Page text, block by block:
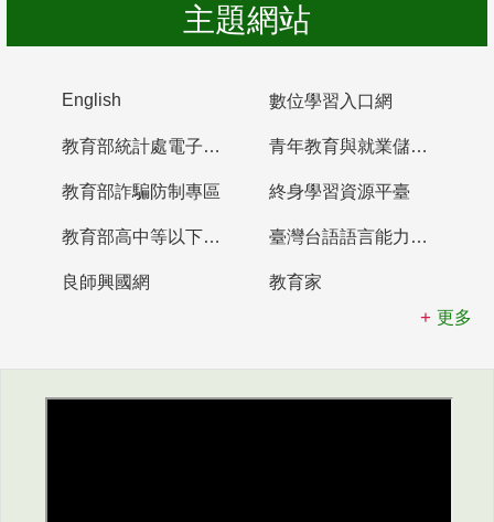
主題網站
English 數位學習入口網
教育部統計處電子書櫃 青年教育與就業儲蓄帳戶
教育部詐騙防制專區 終身學習資源平臺
教育部高中等以下學校及幼兒園教師資格檢定考試 臺灣台語語言能力認證網站
良師興國網
教育家
更多